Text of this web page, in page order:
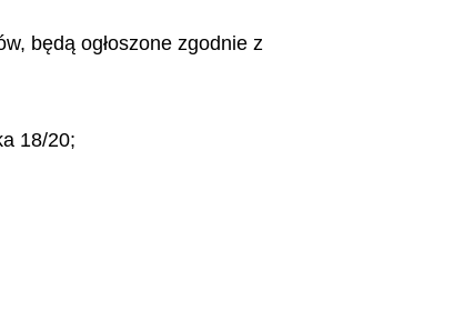
będą ogłoszone zgodnie z
18/20;